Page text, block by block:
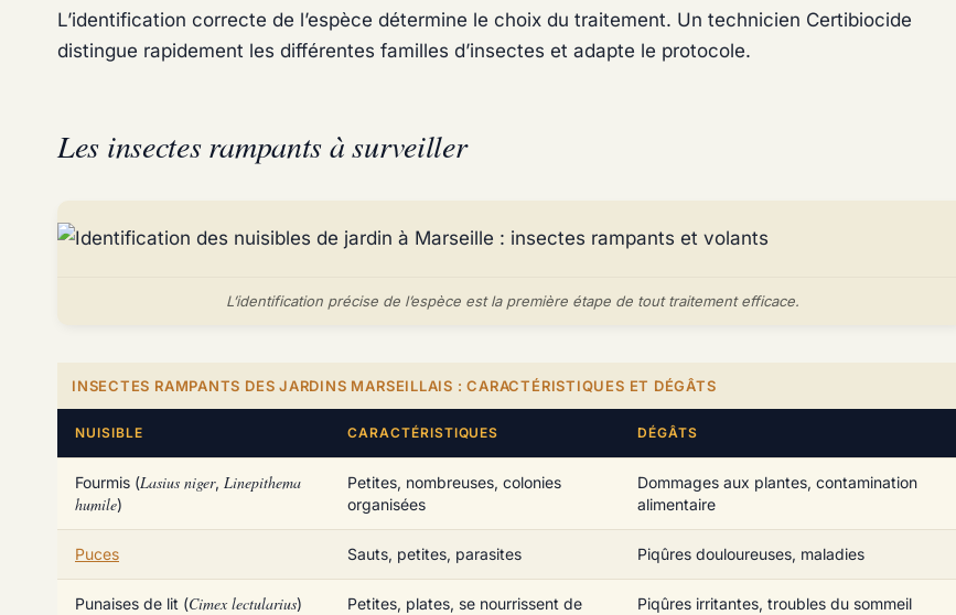
L’identification correcte de l’espèce détermine le choix du traitement. Un technicien Certibiocide
distingue rapidement les différentes familles d’insectes et adapte le protocole.
Les insectes rampants à surveiller
L’identification précise de l’espèce est la première étape de tout traitement efficace.
INSECTES RAMPANTS DES JARDINS MARSEILLAIS : CARACTÉRISTIQUES ET DÉGÂTS
NUISIBLE CARACTÉRISTIQUES DÉGÂTS
Fourmis (Lasius niger, Linepithema
humile)
Petites, nombreuses, colonies
organisées
Dommages aux plantes, contamination
alimentaire
Puces Sauts, petites, parasites Piqûres douloureuses, maladies
Punaises de lit (Cimex lectularius) Petites, plates, se nourrissent de Piqûres irritantes, troubles du sommeil